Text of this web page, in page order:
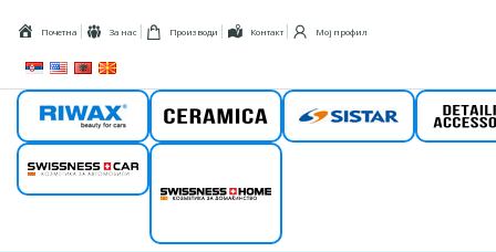
Почетна За нас Производи Контакт Мој профил
Riwax Ceramica Sistar
Swissness car